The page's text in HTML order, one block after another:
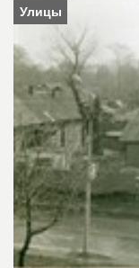
Улицы